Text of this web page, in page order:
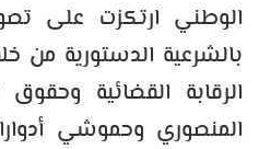
الوطني ارتكزت على
بالشرعية الدستورية من
الرقابة القضائية
المنصوري وحموشي